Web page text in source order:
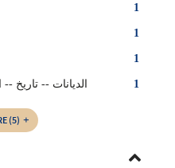
1
1
1
1 الديانات -- تاريخ
(5)